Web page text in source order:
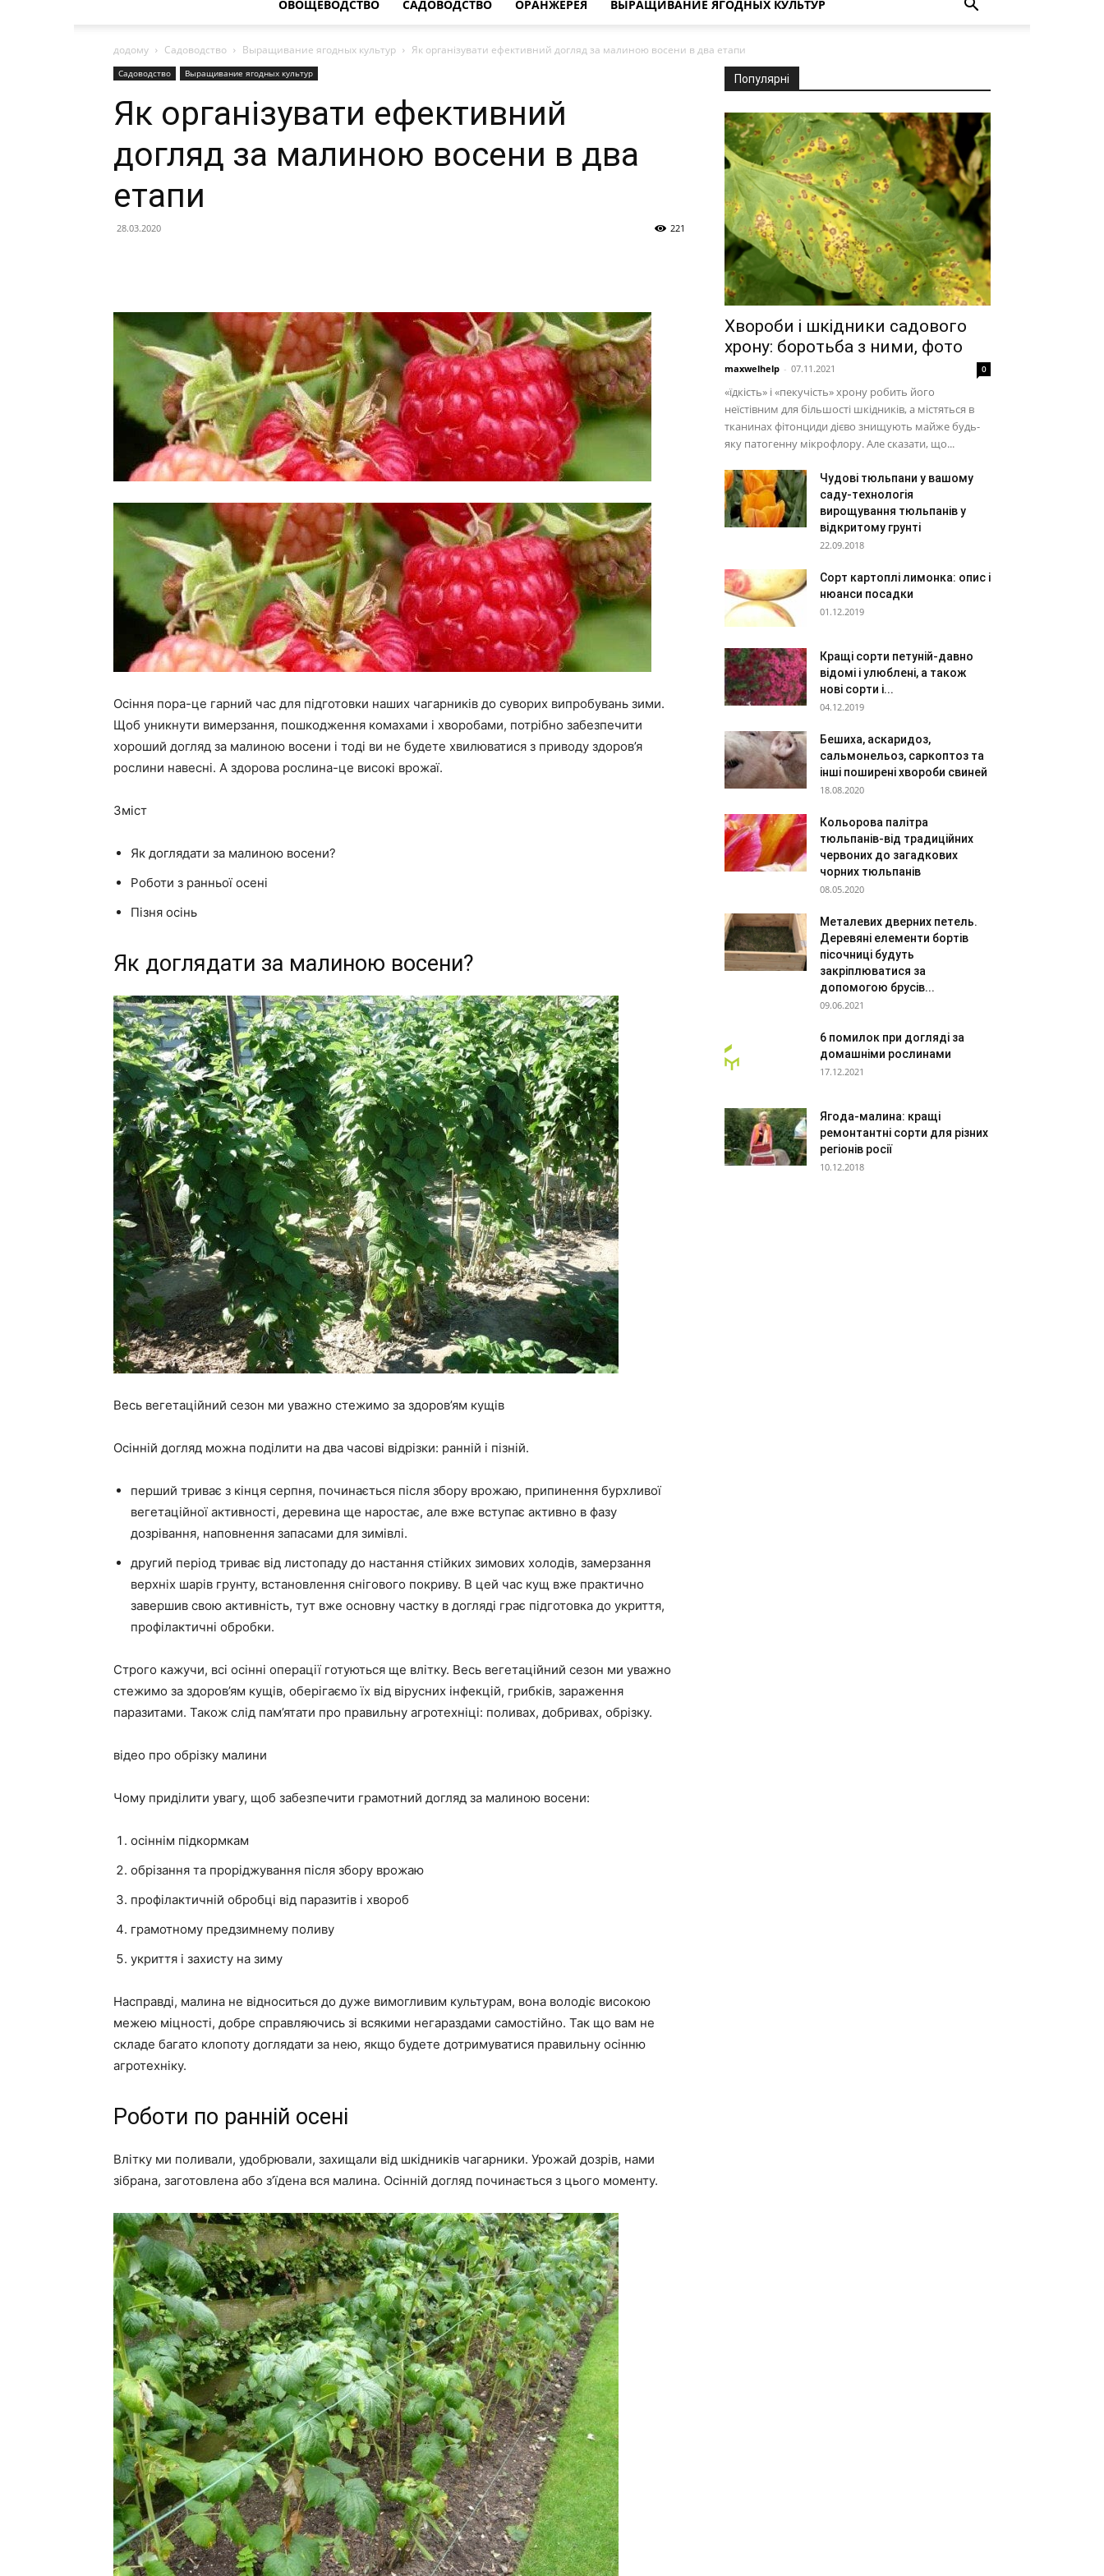
ОВОЩЕВОДСТВО САДОВОДСТВО ОРАНЖЕРЕЯ ВЫРАЩИВАНИЕ ЯГОДНЫХ КУЛЬТУР
додому Садоводство Выращивание ягодных культур Як організувати ефективний догляд за малиною восени в два етапи
Садоводство Выращивание ягодных культур
Як організувати ефективний
догляд за малиною восени в два
етапи
28.03.2020 221
Осіння пора-це гарний час для підготовки наших чагарників до суворих випробувань зими.
Щоб уникнути вимерзання, пошкодження комахами і хворобами, потрібно забезпечити
хороший догляд за малиною восени і тоді ви не будете хвилюватися з приводу здоров’я
рослини навесні. А здорова рослина-це високі врожаї.
Зміст
Як доглядати за малиною восени?
Роботи з ранньої осені
Пізня осінь
Як доглядати за малиною восени?
Весь вегетаційний сезон ми уважно стежимо за здоров’ям кущів
Осінній догляд можна поділити на два часові відрізки: ранній і пізній.
перший триває з кінця серпня, починається після збору врожаю, припинення бурхливої
вегетаційної активності, деревина ще наростає, але вже вступає активно в фазу
дозрівання, наповнення запасами для зимівлі.
другий період триває від листопаду до настання стійких зимових холодів, замерзання
верхніх шарів грунту, встановлення снігового покриву. В цей час кущ вже практично
завершив свою активність, тут вже основну частку в догляді грає підготовка до укриття,
профілактичні обробки.
Строго кажучи, всі осінні операції готуються ще влітку. Весь вегетаційний сезон ми уважно
стежимо за здоров’ям кущів, оберігаємо їх від вірусних інфекцій, грибків, зараження
паразитами. Також слід пам’ятати про правильну агротехніці: поливах, добривах, обрізку.
відео про обрізку малини
Чому приділити увагу, щоб забезпечити грамотний догляд за малиною восени:
осіннім підкормкам
обрізання та проріджування після збору врожаю
профілактичній обробці від паразитів і хвороб
грамотному предзимнему поливу
укриття і захисту на зиму
Насправді, малина не відноситься до дуже вимогливим культурам, вона володіє високою
межею міцності, добре справляючись зі всякими негараздами самостійно. Так що вам не
складе багато клопоту доглядати за нею, якщо будете дотримуватися правильну осінню
агротехніку.
Роботи по ранній осені
Влітку ми поливали, удобрювали, захищали від шкідників чагарники. Урожай дозрів, нами
зібрана, заготовлена або з’їдена вся малина. Осінній догляд починається з цього моменту.
Популярні
Хвороби і шкідники садового
хрону: боротьба з ними, фото
maxwelhelp - 07.11.2021 0
«їдкість» і «пекучість» хрону робить його
неїстівним для більшості шкідників, а містяться в
тканинах фітонциди дієво знищують майже будь-
яку патогенну мікрофлору. Але сказати, що...
Чудові тюльпани у вашому
саду-технологія
вирощування тюльпанів у
відкритому грунті
22.09.2018
Сорт картоплі лимонка: опис і
нюанси посадки
01.12.2019
Кращі сорти петуній-давно
відомі і улюблені, а також
нові сорти і...
04.12.2019
Бешиха, аскаридоз,
сальмонельоз, саркоптоз та
інші поширені хвороби свиней
18.08.2020
Кольорова палітра
тюльпанів-від традиційних
червоних до загадкових
чорних тюльпанів
08.05.2020
Металевих дверних петель.
Деревяні елементи бортів
пісочниці будуть
закріплюватися за
допомогою брусів...
09.06.2021
6 помилок при догляді за
домашніми рослинами
17.12.2021
Ягода-малина: кращі
ремонтантні сорти для різних
регіонів росії
10.12.2018